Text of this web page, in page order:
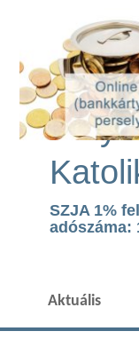
UBI
Páty
SZJA 1%
adószáma:
Aktuális